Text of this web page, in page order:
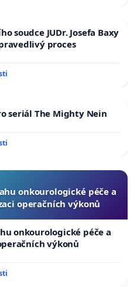
soudce JUDr. Josefa Baxy
proces
seriál The Mighty Nein
onkourologické péče a
operačních výkonů
onkourologické péče a
výkonů